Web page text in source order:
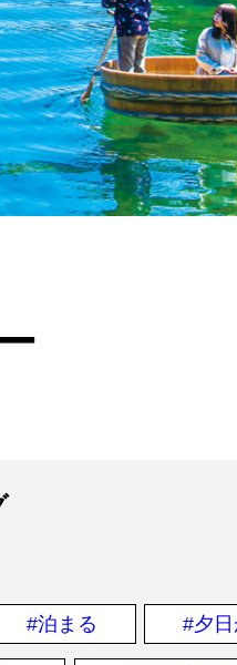
泊まる 夕